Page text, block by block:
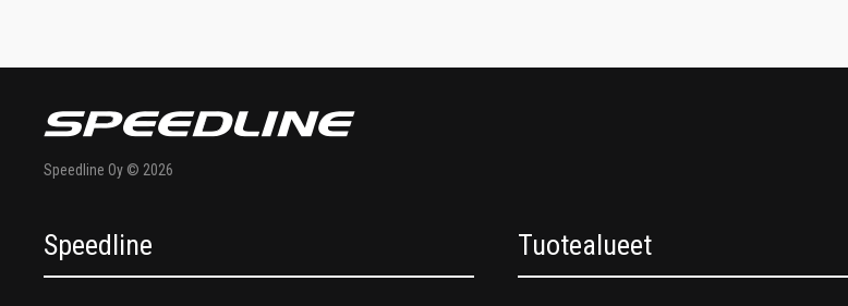
Speedline Oy © 2026
Speedline Tuotealueet